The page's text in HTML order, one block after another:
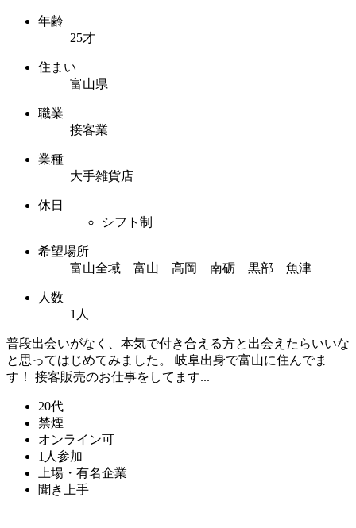
年齢
25才
住まい
富山県
職業
接客業
業種
大手雑貨店
休日
シフト制
希望場所
富山全域 富山 高岡 南砺 黒部 魚津
人数
1人
普段出会いがなく、本気で付き合える方と出会えたらいいな
と思ってはじめてみました。 岐阜出身で富山に住んでま
す！ 接客販売のお仕事をしてます...
20代
禁煙
オンライン可
1人参加
上場・有名企業
聞き上手